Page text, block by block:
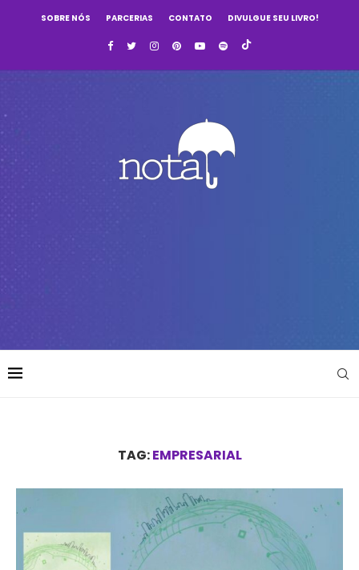
SOBRE NÓS PARCERIAS CONTATO DIVULGUE SEU LIVRO!
TAG:EMPRESARIAL